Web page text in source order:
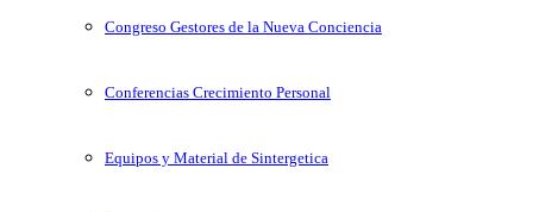
Congreso Gestores de la Nueva Conciencia
Conferencias Crecimiento Personal
Equipos y Material de Sintergetica